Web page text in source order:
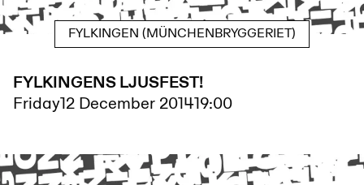
FYLKINGEN (MÜNCHENBRYGGERIET)
FYLKINGENS LJUSFEST!
Friday12 December 201419:00